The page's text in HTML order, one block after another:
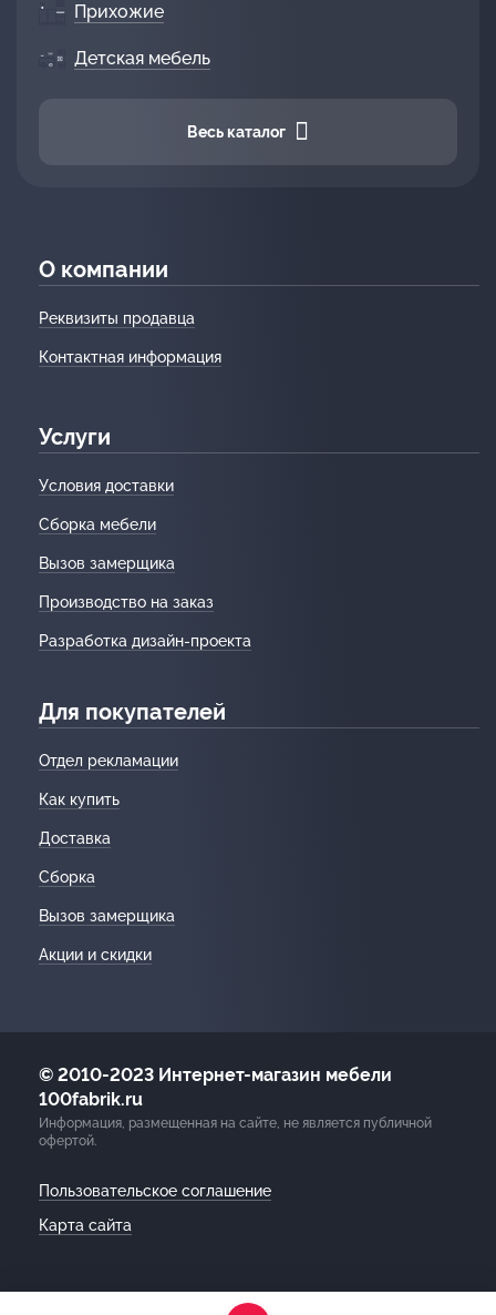
Прихожие
Детская мебель
Весь каталог
О компании
Реквизиты продавца
Контактная информация
Услуги
Условия доставки
Сборка мебели
Вызов замерщика
Производство на заказ
Разработка дизайн-проекта
Для покупателей
Отдел рекламации
Как купить
Доставка
Сборка
Вызов замерщика
Акции и скидки
© 2010-2023 Интернет-магазин мебели
100fabrik.ru
Информация, размещенная на сайте, не является публичной
офертой.
Пользовательское соглашение
Карта сайта